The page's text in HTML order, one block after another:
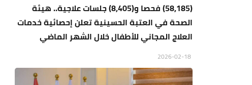
(58,185) فحصا و(8,405) جلسات علاجية.. هيئة
الصحة في العتبة الحسينية تعلن إحصائية خدمات
العلاج المجاني للأطفال خلال الشهر الماضي